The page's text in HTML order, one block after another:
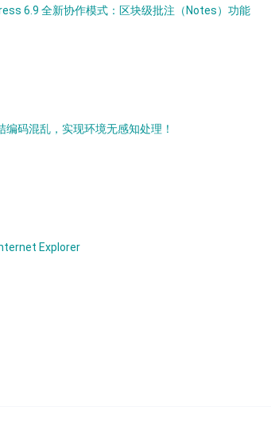
6.9 全新协作模式：区块级批注（Notes）功能
码混乱，实现环境无感知处理！
Explorer